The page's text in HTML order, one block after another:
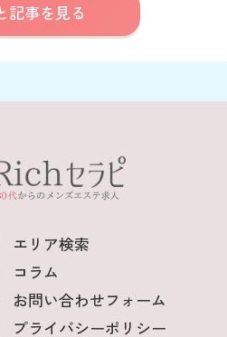
記事を見る
エリア検索
コラム
お問い合わせフォーム
プライバシーポリシー